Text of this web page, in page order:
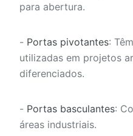
para abertura.
- Portas pivotantes:
utilizadas em projetos
diferenciados.
- Portas basculantes:
áreas industriais.